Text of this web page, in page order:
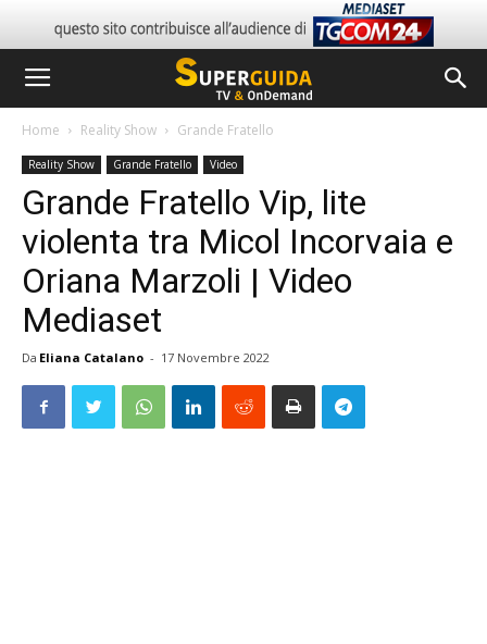
Home Reality Show Grande Fratello
Reality Show Grande Fratello Video
Grande Fratello Vip, lite
violenta tra Micol Incorvaia e
Oriana Marzoli | Video
Mediaset
Da Eliana Catalano - 17 Novembre 2022